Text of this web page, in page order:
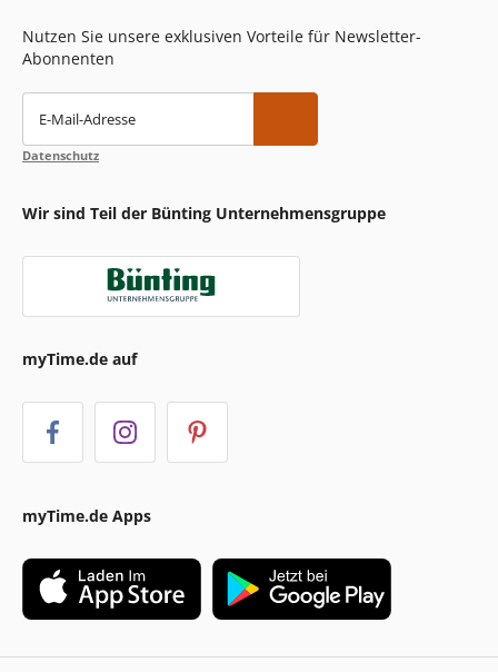
Nutzen Sie unsere exklusiven Vorteile für Newsletter-
Abonnenten
E-Mail-Adresse
Datenschutz
Wir sind Teil der Bünting Unternehmensgruppe
myTime.de auf
myTime.de Apps